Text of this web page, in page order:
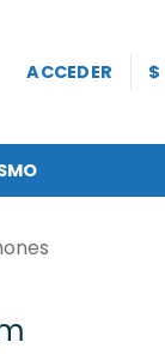
ACCEDER $